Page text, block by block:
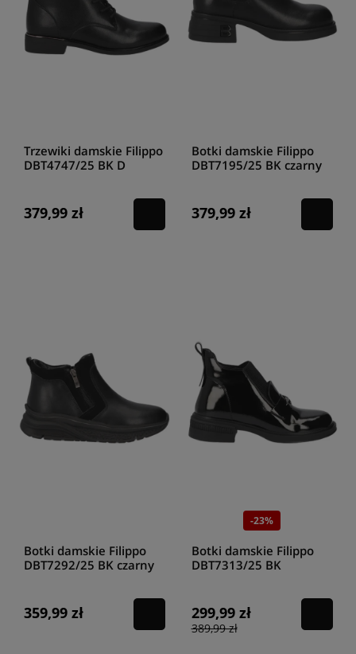
Trzewiki damskie Filippo
DBT4747/25 BK D
379,99 zł
Botki damskie Filippo
DBT7195/25 BK czarny
379,99 zł
Botki damskie Filippo
DBT7292/25 BK czarny
359,99 zł
-23%
Botki damskie Filippo
DBT7313/25 BK
299,99 zł
389,99 zł